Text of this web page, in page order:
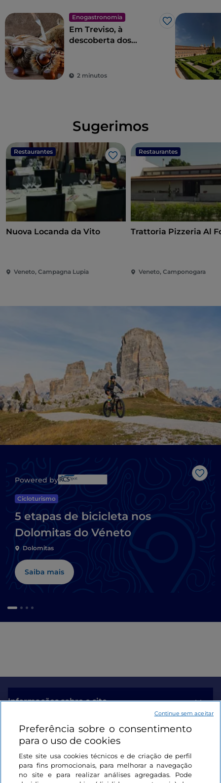
Enogastronomia
Gosto
Em Treviso, à
descoberta dos
2 minutos
Sugerimos
Restaurantes
Gosto
Nuova Locanda da Vito
Veneto, Campagna Lupia
Restaurantes
Trattoria Pizzeria Al
Veneto, Camponogara
Powered by
Cicloturismo
5 etapas de bicicleta nos
Dolomitas do Véneto
Dolomitas
Saiba mais
Informações sobre o site
Ligações úteis
Iniciar sessão
Mantenha-se em contacto
Preferência sobre o consentimento
para o uso de cookies
Este site usa cookies técnicos e de criação de perfil
para fins promocionais, para melhorar a navegação
no site e para realizar análises agregadas. Pode
Continue sem aceitar